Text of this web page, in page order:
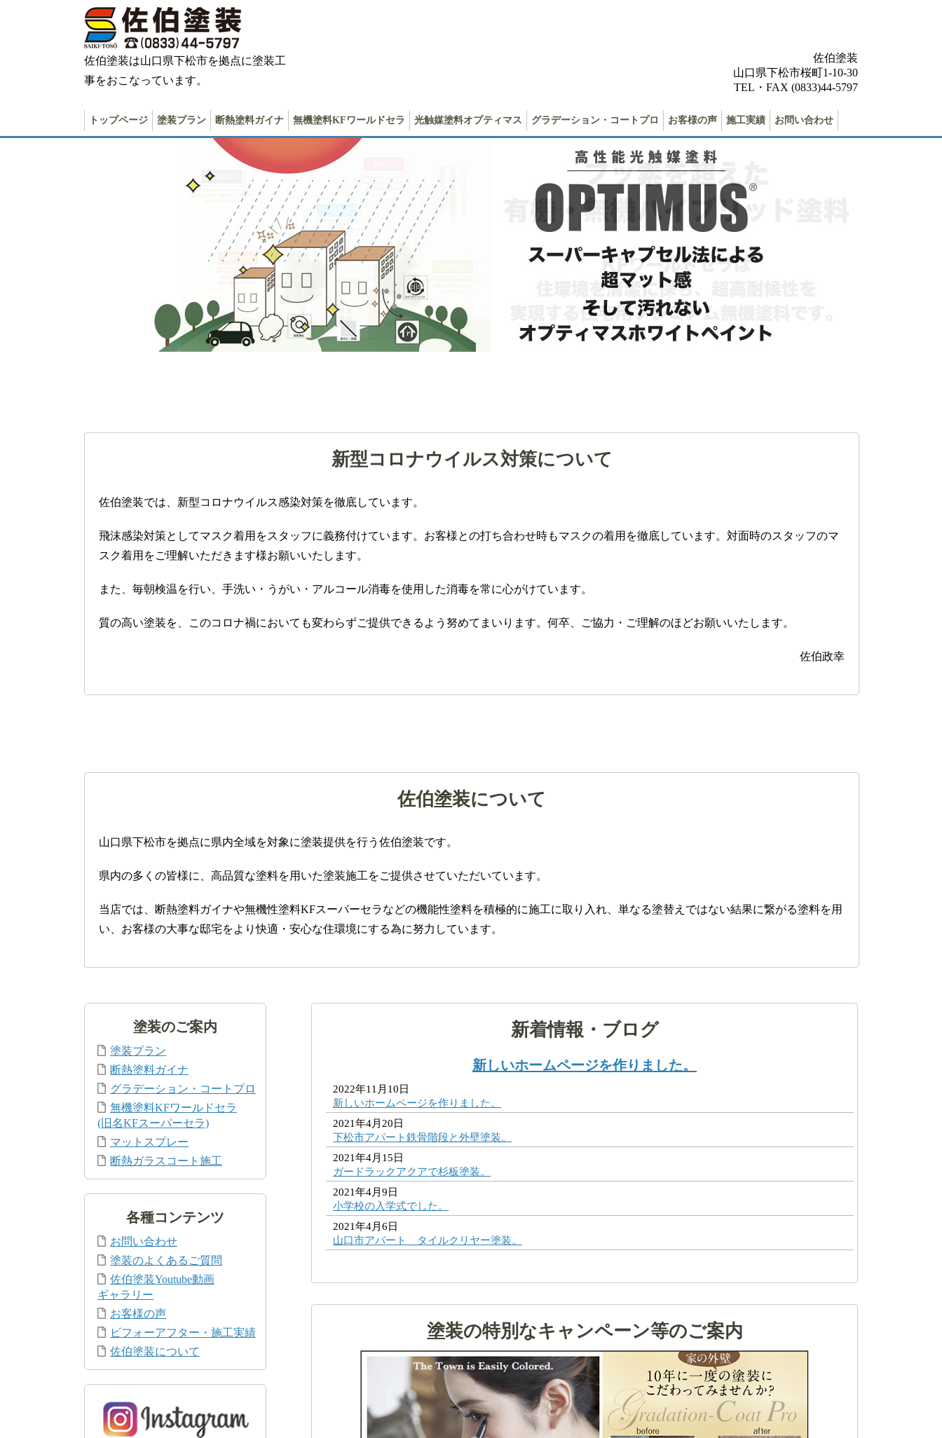
佐伯塗装は山口県下松市を拠点に塗装工
事をおこなっています。
佐伯塗装
山口県下松市桜町1-10-30
TEL・FAX (0833)44-5797
トップページ 塗装プラン 断熱塗料ガイナ 無機塗料KFワールドセラ 光触媒塗料オプティマス グラデーション・コートプロ お客様の声 施工実績 お問い合わせ
新型コロナウイルス対策について
佐伯塗装では、新型コロナウイルス感染対策を徹底しています。
飛沫感染対策としてマスク着用をスタッフに義務付けています。お客様との打ち合わせ時もマスクの着用を徹底しています。対面時のスタッフのマ
スク着用をご理解いただきます様お願いいたします。
また、毎朝検温を行い、手洗い・うがい・アルコール消毒を使用した消毒を常に心がけています。
質の高い塗装を、このコロナ禍においても変わらずご提供できるよう努めてまいります。何卒、ご協力・ご理解のほどお願いいたします。
佐伯政幸
佐伯塗装について
山口県下松市を拠点に県内全域を対象に塗装提供を行う佐伯塗装です。
県内の多くの皆様に、高品質な塗料を用いた塗装施工をご提供させていただいています。
当店では、断熱塗料ガイナや無機性塗料KFスーパーセラなどの機能性塗料を積極的に施工に取り入れ、単なる塗替えではない結果に繋がる塗料を用
い、お客様の大事な邸宅をより快適・安心な住環境にする為に努力しています。
新着情報・ブログ
新しいホームページを作りました。
2022年11月10日
新しいホームページを作りました。
2021年4月20日
下松市アパート鉄骨階段と外壁塗装。
2021年4月15日
ガードラックアクアで杉板塗装。
2021年4月9日
小学校の入学式でした。
2021年4月6日
山口市アパート タイルクリヤー塗装。
塗装の特別なキャンペーン等のご案内
塗装のご案内
塗装プラン
断熱塗料ガイナ
グラデーション・コートプロ
無機塗料KFワールドセラ
(旧名KFスーパーセラ)
マットスプレー
断熱ガラスコート施工
各種コンテンツ
お問い合わせ
塗装のよくあるご質問
佐伯塗装Youtube動画
ギャラリー
お客様の声
ビフォーアフター・施工実績
佐伯塗装について